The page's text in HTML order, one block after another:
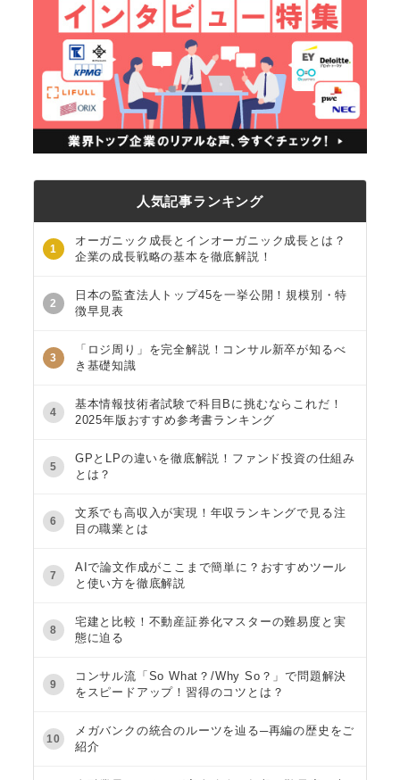
人気記事ランキング
1
オーガニック成長とインオーガニック成長とは？
企業の成長戦略の基本を徹底解説！
2
日本の監査法人トップ45を一挙公開！規模別・特
徴早見表
3
「ロジ周り」を完全解説！コンサル新卒が知るべ
き基礎知識
4
基本情報技術者試験で科目Bに挑むならこれだ！
2025年版おすすめ参考書ランキング
5
GPとLPの違いを徹底解説！ファンド投資の仕組み
とは？
6
文系でも高収入が実現！年収ランキングで見る注
目の職業とは
7
AIで論文作成がここまで簡単に？おすすめツール
と使い方を徹底解説
8
宅建と比較！不動産証券化マスターの難易度と実
態に迫る
9
コンサル流「So What？/Why So？」で問題解決
をスピードアップ！習得のコツとは？
10
メガバンクの統合のルーツを辿る─再編の歴史をご
紹介